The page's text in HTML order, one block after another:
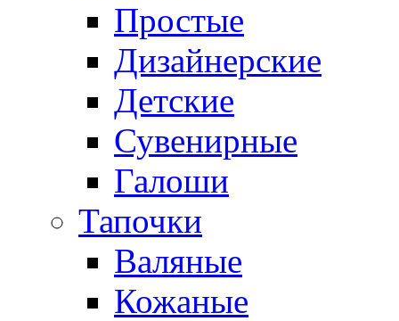
Простые
Дизайнерские
Детские
Сувенирные
Галоши
Тапочки
Валяные
Кожаные